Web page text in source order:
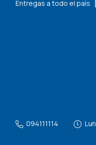
Entregas a todo el país
094111114